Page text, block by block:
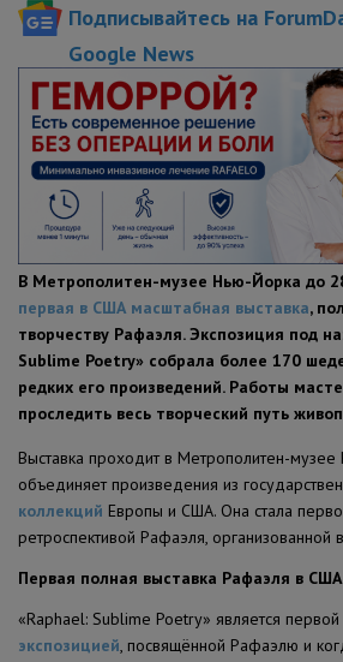
ОБРАЗОВАНИЕ
ПОЛЕЗНЫЕ СОВЕТЫ
Подписывайтесь на
Google News
В Метрополитен-музее Нью-Йорка до
первая в США масштабная выставка,
творчеству Рафаэля. Экспозиция под
Sublime Poetry» собрала более 170
редких его произведений. Работы
проследить весь творческий путь
Выставка проходит в Метрополитен-
объединяет произведения из
коллекций Европы и США. Она стала
ретроспективой Рафаэля, организованной
Первая полная выставка Рафаэля в США
«Raphael: Sublime Poetry» является
экспозицией, посвящённой Рафаэлю и